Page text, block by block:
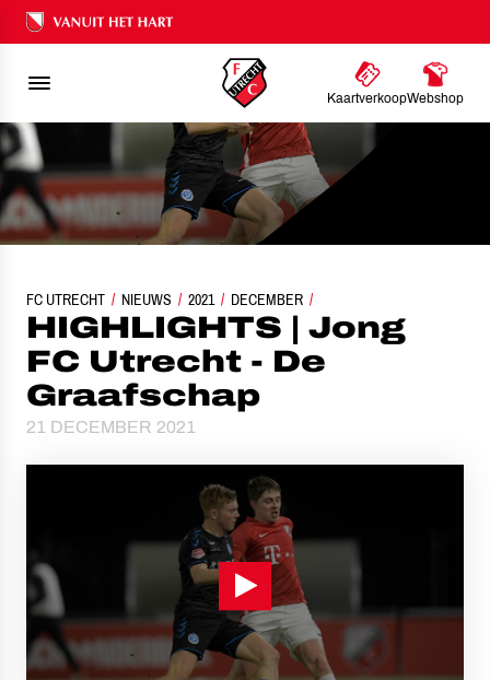
Ons nalatenschap
KaartverkoopWebshop
FC UTRECHT NIEUWS 2021 DECEMBER
HIGHLIGHTS | JONG FC UTRECHT - DE GRAAFSCHAP
HIGHLIGHTS | Jong
FC Utrecht - De
Graafschap
21 DECEMBER 2021